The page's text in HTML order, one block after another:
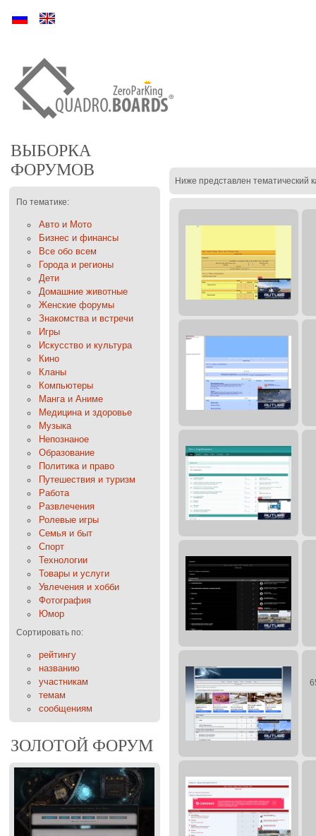
Ру En
ВЫБОРКА
ФОРУМОВ
По тематике:
Авто и Мото
Бизнес и финансы
Все обо всем
Города и регионы
Дети
Домашние животные
Женские форумы
Знакомства и встречи
Игры
Искусство и культура
Кино
Кланы
Компьютеры
Манга и Аниме
Медицина и здоровье
Музыка
Непознаное
Образование
Политика и право
Путешествия и туризм
Работа
Развлечения
Ролевые игры
Семья и быт
Спорт
Технологии
Товары и услуги
Увлечения и хобби
Фотография
Юмор
Сортировать по:
рейтингу
названию
участникам
темам
сообщениям
ЗОЛОТОЙ ФОРУМ
Ниже представлен тематический